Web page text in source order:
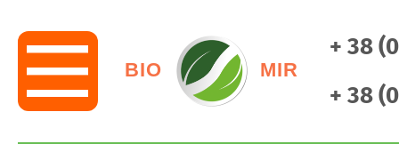
BIO MIR
+ 38
+ 38